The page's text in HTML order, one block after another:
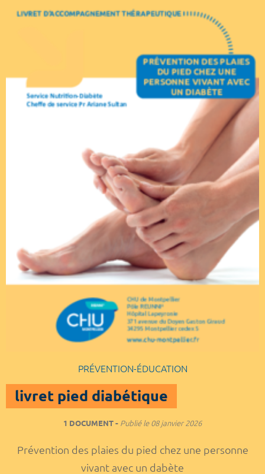
PRÉVENTION-ÉDUCATION
livret pied diabétique
1 DOCUMENT Publié le08 janvier 2026
Prévention des plaies du pied chez une personne
vivant avec un dabète